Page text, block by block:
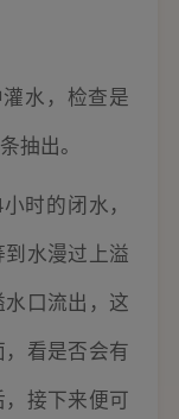
水，检查是
抽出。
小时的闭水，
水漫过上溢
口流出，这
看是否会有
接下来便可